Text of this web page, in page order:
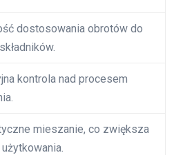
dostosowania obrotów do
kontrola nad procesem
mieszanie, co zwiększa